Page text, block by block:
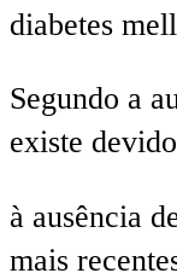
diabetes
Segundo a
existe
à ausência
mais